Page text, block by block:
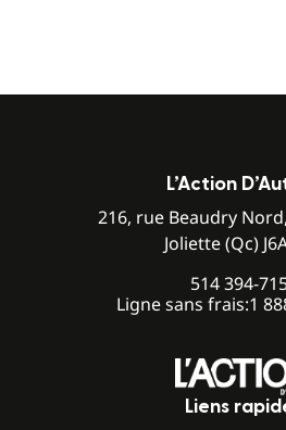
L’Action
216, rue Beaudry
Joliette (Qc)
514 394-
Ligne sans frais:1
Liens